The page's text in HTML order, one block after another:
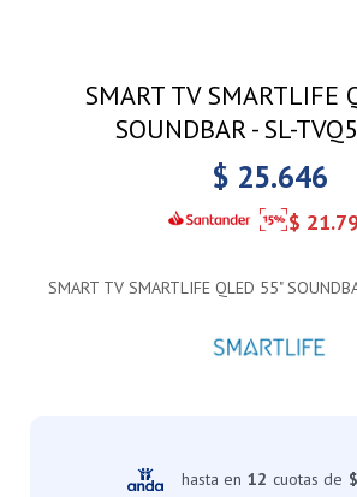
SMART TV SMARTLIFE
SOUNDBAR - SL-
$ 25.646
$
SMART TV SMARTLIFE QLED 55"
hasta en 12 cuotas de